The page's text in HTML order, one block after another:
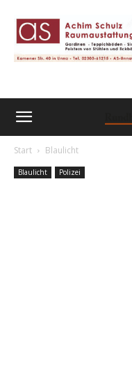
Start Blaulicht
Blaulicht Polizei